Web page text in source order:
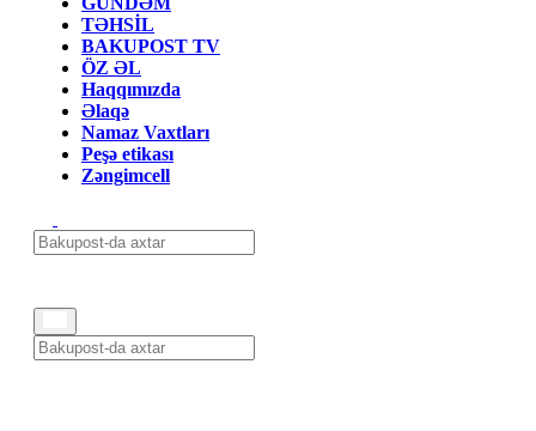
TƏHSİL
BAKUPOST TV
ÖZ ƏL
Haqqımızda
Əlaqə
Namaz Vaxtları
Peşə etikası
Zəngimcell